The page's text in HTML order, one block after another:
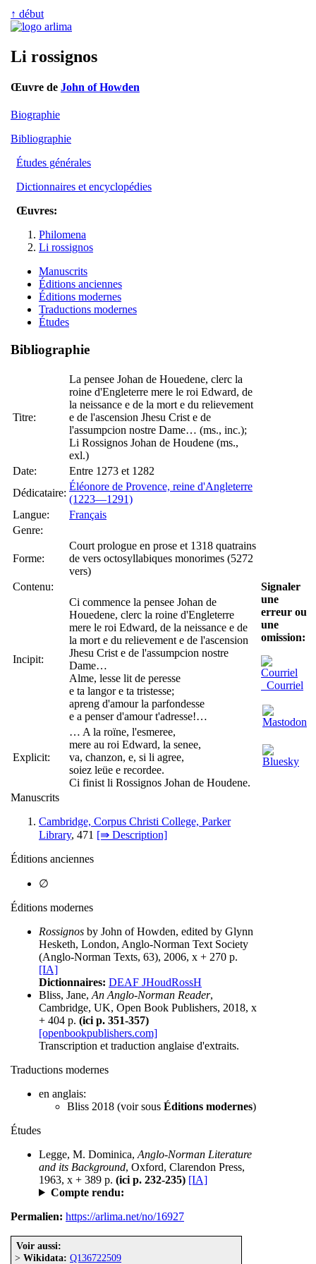
↑ début
Li rossignos
Œuvre de John of Howden
Biographie
Bibliographie
Études générales
Dictionnaires et encyclopédies
Œuvres:
Philomena
Li rossignos
Manuscrits
Éditions anciennes
Éditions modernes
Traductions modernes
Études
Bibliographie
Titre:
La pensee Johan de Houedene, clerc la
roine d'Engleterre mere le roi Edward, de
la neissance e de la mort e du relievement
e de l'ascension Jhesu Crist e de
l'assumpcion nostre Dame… (ms., inc.);
Li Rossignos Johan de Houdene (ms.,
exl.)
Date:
Entre 1273 et 1282
Dédicataire:
Éléonore de Provence, reine d'Angleterre
(1223—1291)
Langue:
Français
Genre:
Forme:
Court prologue en prose et 1318 quatrains
de vers octosyllabiques monorimes (5272
vers)
Contenu:
Incipit:
Ci commence la pensee Johan de
Houedene, clerc la roine d'Engleterre
mere le roi Edward, de la neissance e de
la mort e du relievement e de l'ascension
Jhesu Crist e de l'assumpcion nostre
Dame…
Alme, lesse lit de peresse
e ta langor e ta tristesse;
apreng d'amour la parfondesse
e a penser d'amour t'adresse!…
Explicit:
… A la roïne, l'esmeree,
mere au roi Edward, la senee,
va, chanzon, e, si li agree,
soiez leüe e recordee.
Ci finist li Rossignos Johan de Houdene.
Manuscrits
Cambridge, Corpus Christi College, Parker
Library, 471 [⇛ Description]
Éditions anciennes
∅
Éditions modernes
Rossignos by John of Howden, edited by Glynn
Hesketh, London, Anglo-Norman Text Society
(Anglo-Norman Texts, 63), 2006, x + 270 p.
[IA]
Dictionnaires: DEAF JHoudRossH
Bliss, Jane, An Anglo-Norman Reader,
Cambridge, UK, Open Book Publishers, 2018, x
+ 404 p. (ici p. 351-357)
[openbookpublishers.com]
Transcription et traduction anglaise d'extraits.
Traductions modernes
en anglais:
Bliss 2018 (voir sous Éditions modernes)
Études
Legge, M. Dominica, Anglo-Norman Literature
and its Background, Oxford, Clarendon Press,
1963, x + 389 p. (ici p. 232-235) [IA]
Compte rendu:
Permalien: https://arlima.net/no/16927
Voir aussi:
> Wikidata: Q136722509
Signaler
une
erreur ou
une
omission:
Courriel